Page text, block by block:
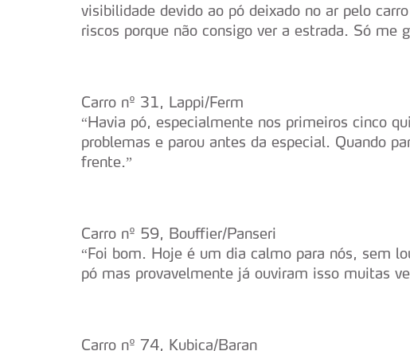
visibilidade devido ao pó deixado no ar pelo
riscos porque não consigo ver a estrada. Só me
Carro nº 31, Lappi/Ferm
“Havia pó, especialmente nos primeiros cinco
problemas e parou antes da especial. Quando
frente.”
Carro nº 59, Bouffier/Panseri
“Foi bom. Hoje é um dia calmo para nós, sem
pó mas provavelmente já ouviram isso muitas
Carro nº 74, Kubica/Baran